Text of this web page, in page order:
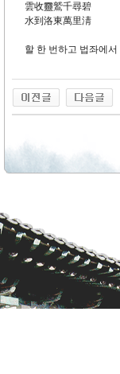
雲收靈鷲千尋碧
水到洛東萬里淸
할 한 번하고 법좌에